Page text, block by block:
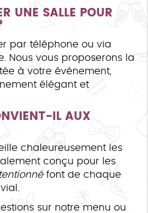
UNE SALLE POUR
par téléphone ou via
Nous vous proposerons la
à votre événement,
élégant et
IL AUX
chaleureusement les
conçu pour les
font de chaque
sur notre menu ou